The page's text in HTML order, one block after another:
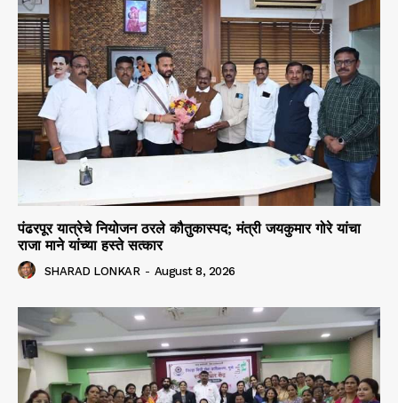
पंढरपूर यात्रेचे नियोजन ठरले कौतुकास्पद; मंत्री जयकुमार गोरे यांचा
राजा माने यांच्या हस्ते सत्कार
SHARAD LONKAR - August 8, 2026